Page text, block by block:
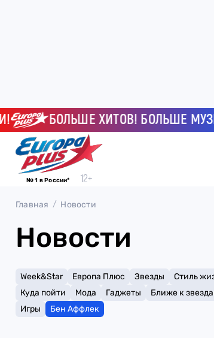
БОЛЬШЕ ХИТОВ! БОЛЬШЕ
№ 1 в России*
Главная Новости
Новости
Week&Star Европа Плюс Звезды Стиль
Куда пойти
Мода Гаджеты Ближе к
Игры
Бен Аффлек